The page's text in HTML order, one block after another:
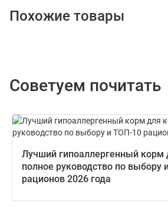
Похожие товары
Советуем почитать
Лучший гипоаллергенный корм
полное руководство по выбору
рационов 2026 года